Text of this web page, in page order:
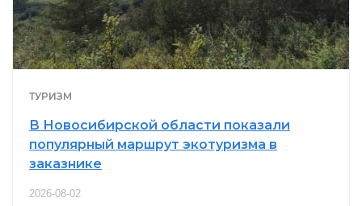
ТУРИЗМ
В Новосибирской области показали
популярный маршрут экотуризма в
заказнике
2026-08-02